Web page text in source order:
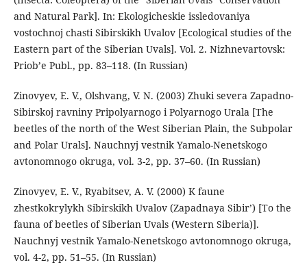
and Natural Park]. In: Ekologicheskie issledovaniya
vostochnoj chasti Sibirskikh Uvalov [Ecological studies of the
Eastern part of the Siberian Uvals]. Vol. 2. Nizhnevartovsk:
Priob’e Publ., pp. 83–118. (In Russian)
Zinovyev, E. V., Olshvang, V. N. (2003) Zhuki severa Zapadno-
Sibirskoj ravniny Pripolyarnogo i Polyarnogo Urala [The
beetles of the north of the West Siberian Plain, the Subpolar
and Polar Urals]. Nauchnyj vestnik Yamalo-Nenetskogo
avtonomnogo okruga, vol. 3-2, pp. 37–60. (In Russian)
Zinovyev, E. V., Ryabitsev, A. V. (2000) K faune
zhestkokrylykh Sibirskikh Uvalov (Zapadnaya Sibir’) [To the
fauna of beetles of Siberian Uvals (Western Siberia)].
Nauchnyj vestnik Yamalo-Nenetskogo avtonomnogo okruga,
vol. 4-2, pp. 51–55. (In Russian)